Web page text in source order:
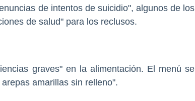
de intentos de suicidio", algunos de los
de salud" para los reclusos.
graves" en la alimentación. El menú se
amarillas sin relleno".